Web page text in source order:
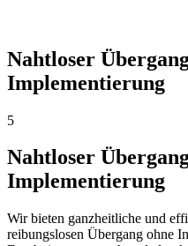
Nahtloser
Implementierung
5
Nahtloser
Implementierung
Wir bieten ganzheitliche und
reibungslosen Übergang ohne